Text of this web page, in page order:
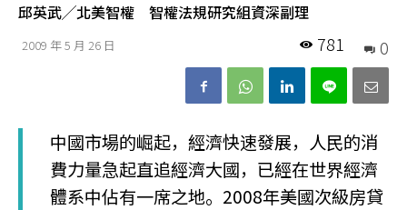
邱英武╱北美智權 智權法規研究組資深副理
2009 年 5 月 26 日 0
781
中國市場的崛起，經濟快速發展，人民的消
費力量急起直追經濟大國，已經在世界經濟
體系中佔有一席之地。2008年美國次級房貸